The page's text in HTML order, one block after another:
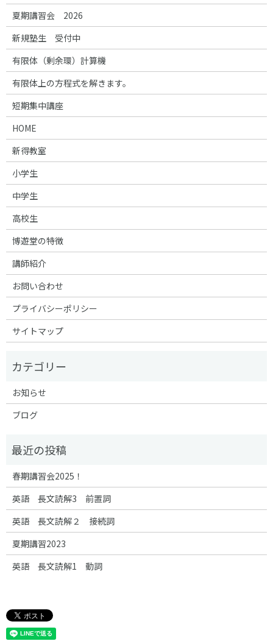
夏期講習会 2026
新規塾生 受付中
有限体（剰余環）計算機
有限体上の方程式を解きます。
短期集中講座
HOME
新得教室
小学生
中学生
高校生
博遊堂の特徴
講師紹介
お問い合わせ
プライバシーポリシー
サイトマップ
お知らせ
ブログ
春期講習会2025！
英語 長文読解3 前置詞
英語 長文読解２ 接続詞
夏期講習2023
英語 長文読解1 動詞